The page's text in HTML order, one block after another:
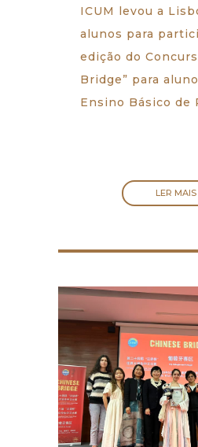
ICUM levou a
alunos para
edição do
Bridge” para
Ensino Básico de
LER MAIS